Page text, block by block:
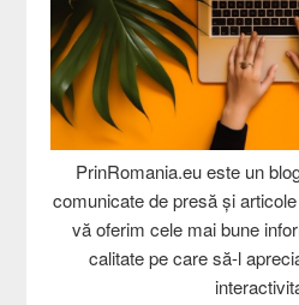
PrinRomania.eu este un
comunicate de presă și
vă oferim cele mai bune
calitate pe care să-l